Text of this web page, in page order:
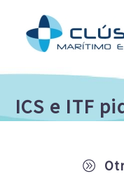
ICS e ITF
A